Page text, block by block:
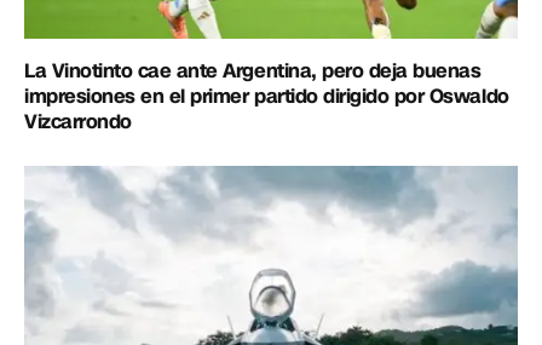
La Vinotinto cae ante Argentina, pero deja buenas
impresiones en el primer partido dirigido por Oswaldo
Vizcarrondo